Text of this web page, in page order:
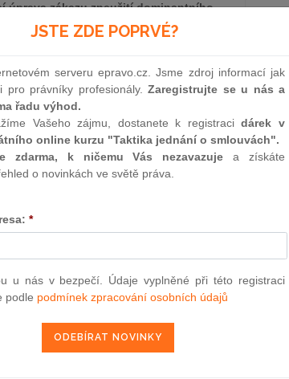
úprava zákazu zneužití dominantního
určité nekalé praktiky velkých
poměrně často provozovány,
není dostatečné povědomí o
zákonem č.143/2001Sb., o ochraně
o založení Evropského společenství a jeho
se do značné míry překrývají. Právní úprava
vedle zákazu kartelových dohod druhý
zákaz kartelových dohod postihuje
snaží vybudovat si na trhu dominantní
subjekty, kterým se již podařilo
nekalých obchodních praktikách, které
svým obchodním partnerům.
Za prvé musí být podnikatelský
postavení na trhu má podnikatelský
pak se jedná o tzv. společné dominantní
do značné míry nezávisle na jiných
Určení, zda se v konkrétním případě
není jednoduché a závisí na mnoha
JSTE ZDE POPRVÉ?
serveru epravo.cz. Jsme zdroj informací jak
pro právníky profesionály.Zaregistrujte se u nás a
řadu výhod.
Vašeho zájmu, dostanete k registracidárek v
online kurzu "Taktika jednání o smlouvách".
zdarma, k ničemu Vás nezavazuje a získáte
o novinkách ve světě práva.
*
u nás v bezpečí. Údaje vyplněné při této registraci
podle podmínek zpracování osobních údajů